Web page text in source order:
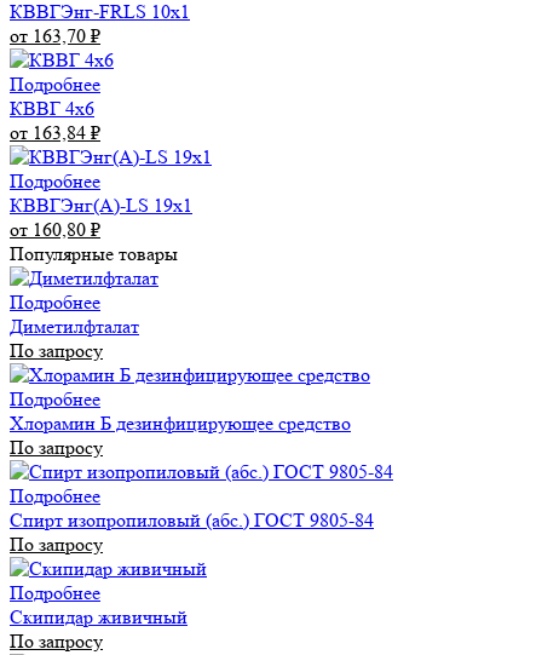
КВВГЭнг-FRLS 10х1
от 163,70 ₽
Подробнее
КВВГ 4х6
от 163,84 ₽
Подробнее
КВВГЭнг(А)-LS 19х1
от 160,80 ₽
Популярные товары
Подробнее
Диметилфталат
По запросу
Подробнее
Хлорамин Б дезинфицирующее средство
По запросу
Подробнее
Спирт изопропиловый (абс.) ГОСТ 9805-84
По запросу
Подробнее
Скипидар живичный
По запросу